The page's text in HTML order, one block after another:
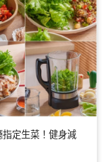
指定生菜！健身減